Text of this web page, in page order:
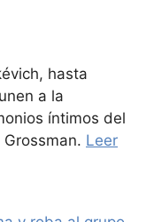
hasta
a la
íntimos del
Leer